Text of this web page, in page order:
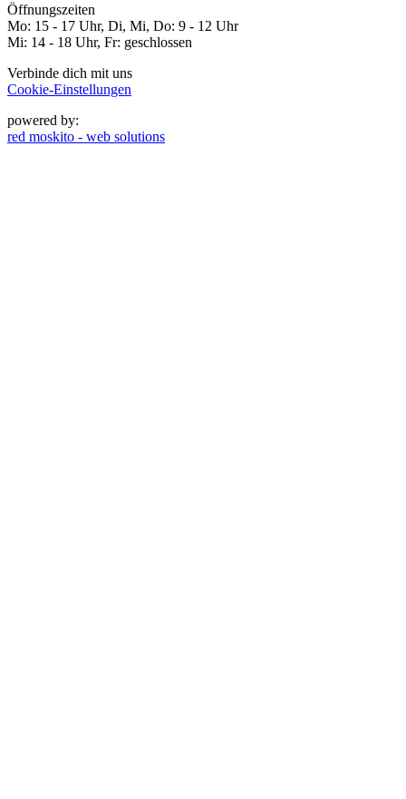
Öffnungszeiten
Mo: 15 - 17 Uhr, Di, Mi, Do: 9 - 12 Uhr
Mi: 14 - 18 Uhr, Fr: geschlossen
Verbinde dich mit uns
Cookie-Einstellungen
powered by:
red moskito - web solutions